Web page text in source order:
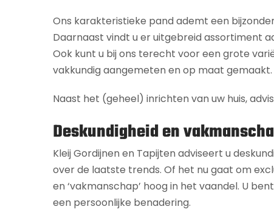
Ons karakteristieke pand ademt een
Daarnaast vindt u er uitgebreid assortiment
Ook kunt u bij ons terecht voor een grote
vakkundig aangemeten en op maat gemaakt.
Naast het (geheel) inrichten van uw huis,
Deskundigheid en
Kleij Gordijnen en Tapijten adviseert u
over de laatste trends. Of het nu gaat om
en ‘vakmanschap’ hoog in het vaandel. U
een persoonlijke benadering.